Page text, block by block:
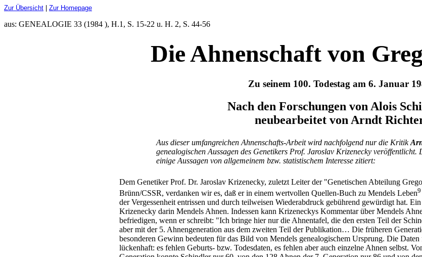
Zur Übersicht Zur Homepage
aus: GENEALOGIE 33 (1984 ), H.1, S. 15-22 u. H. 2, S. 44-56
Die Ahnenschaft von
Zu seinem 100. Todestag am 6. Januar
Nach den Forschungen von Alois
neubearbeitet von Arndt
Aus dieser umfangreichen Ahnenschafts-Arbeit wird nachfolgend nur die Kritik
genealogischen Aussagen des Genetikers Prof. Jaroslav Krizenecky
einige Aussagen von allgemeinem bzw. statistischem Interesse zitiert:
Dem Genetiker Prof. Dr. Jaroslav Krizenecky, zuletzt Leiter der "Genetischen Abteilung
Brünn/CSSR, verdanken wir es, daß er in einem wertvollen Quellen-Buch zu Mendels Leben9
der Vergessenheit entrissen und durch teilweisen Wiederabdruck gebührend gewürdigt hat.
Krizenecky darin Mendels Ahnen. Indessen kann Krizeneckys Kommentar über Mendels
befriedigen, wenn er schreibt: "Ich bringe hier nur die Ahnentafel, die den ersten Teil der
aber mit der 5. Ahnengeneration aus dem zweiten Teil der Publikation… Die früheren
besonderen Gewinn bedeuten für das Bild von Mendels genealogischem Ursprung. Die
lückenhaft: es fehlen Geburts- bzw. Todesdaten, es fehlen aber auch einzelne Ahnen selbst.